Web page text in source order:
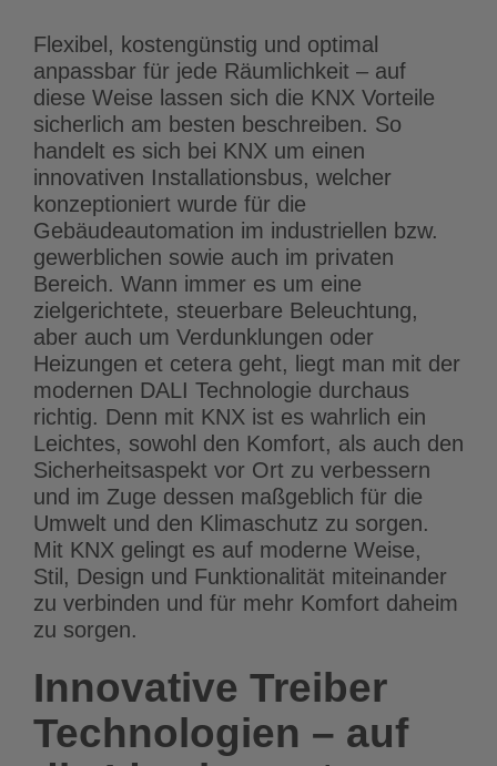
Flexibel, kostengünstig und optimal
anpassbar für jede Räumlichkeit – auf
diese Weise lassen sich die KNX Vorteile
sicherlich am besten beschreiben. So
handelt es sich bei KNX um einen
innovativen Installationsbus, welcher
konzeptioniert wurde für die
Gebäudeautomation im industriellen bzw.
gewerblichen sowie auch im privaten
Bereich. Wann immer es um eine
zielgerichtete, steuerbare Beleuchtung,
aber auch um Verdunklungen oder
Heizungen et cetera geht, liegt man mit der
modernen DALI Technologie durchaus
richtig. Denn mit KNX ist es wahrlich ein
Leichtes, sowohl den Komfort, als auch den
Sicherheitsaspekt vor Ort zu verbessern
und im Zuge dessen maßgeblich für die
Umwelt und den Klimaschutz zu sorgen.
Mit KNX gelingt es auf moderne Weise,
Stil, Design und Funktionalität miteinander
zu verbinden und für mehr Komfort daheim
zu sorgen.
Innovative Treiber
Technologien – auf